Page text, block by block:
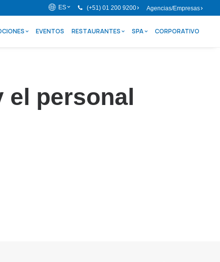
ES (+51) 01 200 9200 Agencias/Empresas
EVENTOS RESTAURANTES SPA CORPORATIVO
el personal